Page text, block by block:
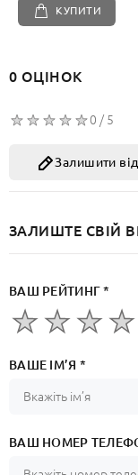
КУПИТИ
0 ОЦІНОК
0 / 5
Залишити
ЗАЛИШТЕ СВІЙ
ВАШ РЕЙТИНГ *
ВАШЕ ІМ’Я *
ВАШ НОМЕР